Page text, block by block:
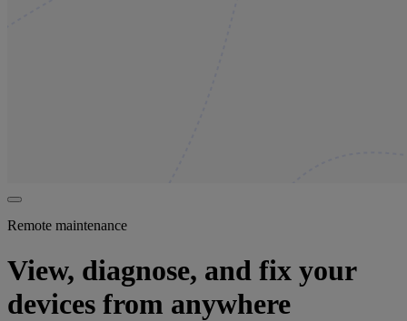
Remote maintenance
View, diagnose, and fix your
devices from anywhere